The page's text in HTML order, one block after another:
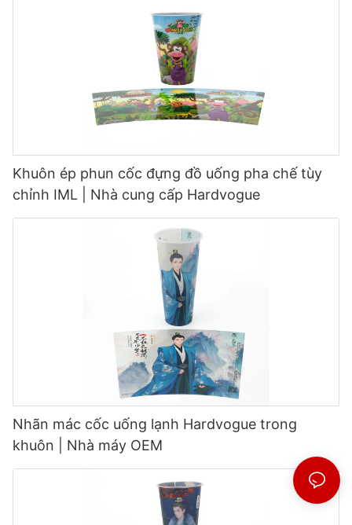
Khuôn ép phun cốc đựng đồ uống pha chế tùy
chỉnh IML | Nhà cung cấp Hardvogue
Nhãn mác cốc uống lạnh Hardvogue trong
khuôn | Nhà máy OEM